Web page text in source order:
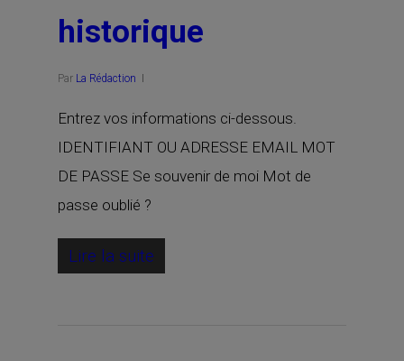
historique
Par La Rédaction
Entrez vos informations ci-dessous.
IDENTIFIANT OU ADRESSE EMAIL MOT
DE PASSE Se souvenir de moi Mot de
passe oublié ?
Lire la suite